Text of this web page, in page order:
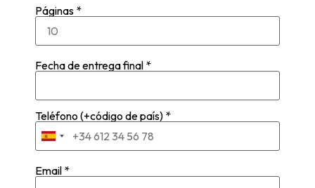
Páginas *
Fecha de entrega final *
Teléfono (+código de país) *
Email *